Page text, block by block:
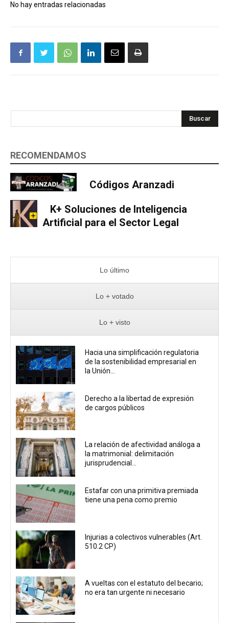
No hay entradas relacionadas
Buscar
RECOMENDAMOS
Códigos Aranzadi
K+ Soluciones de Inteligencia
Artificial para el Sector Legal
Lo último
Lo + votado
Lo + visto
Hacia una simplificación regulatoria
de la sostenibilidad empresarial en
la Unión...
Derecho a la libertad de expresión
de cargos públicos
La relación de afectividad análoga a
la matrimonial: delimitación
jurisprudencial...
Estafar con una primitiva premiada
tiene una pena como premio
Injurias a colectivos vulnerables (Art.
510.2 CP)
A vueltas con el estatuto del becario;
no era tan urgente ni necesario